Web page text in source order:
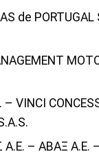
PORTUGAL
VINCI
– ΑΒΑΞ Α.Ε. –